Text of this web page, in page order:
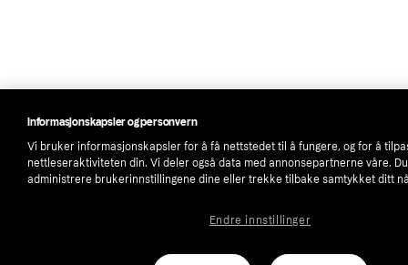
Informasjonskapsler og personvern
Vi bruker informasjonskapsler for å få nettstedet til å fungere, og for å
nettleseraktiviteten din. Vi deler også data med annonsepartnerne våre.
administrere brukerinnstillingene dine eller trekke tilbake samtykket ditt
Endre innstillinger